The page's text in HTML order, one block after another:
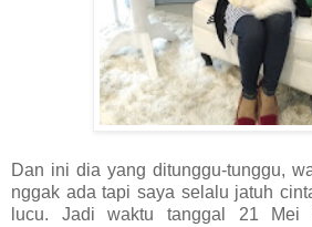
Dan ini dia yang ditunggu-tunggu,
nggak ada tapi saya selalu jatuh
lucu. Jadi waktu tanggal 21 Mei